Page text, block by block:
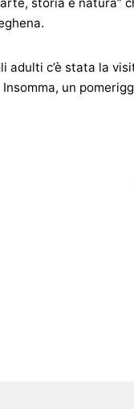
c’è stata la
un